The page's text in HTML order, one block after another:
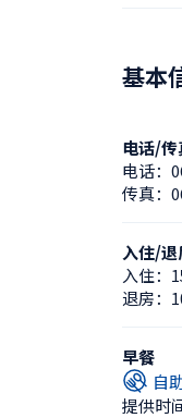
基本
电话/传
电话：
传真：
入住/退
入住：
退房：
早餐
自
提供时